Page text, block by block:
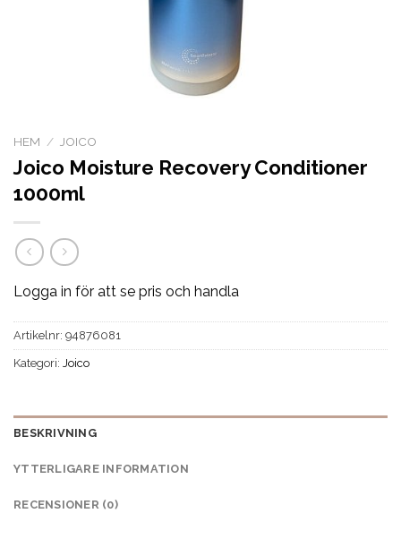
HEM / JOICO
Joico Moisture Recovery Conditioner
1000ml
Logga in för att se pris och handla
Artikelnr: 94876081
Kategori: Joico
BESKRIVNING
YTTERLIGARE INFORMATION
RECENSIONER (0)